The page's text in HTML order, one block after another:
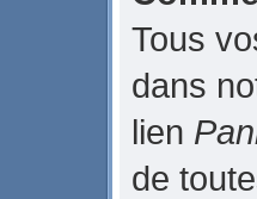
Tous
dans
lien
de